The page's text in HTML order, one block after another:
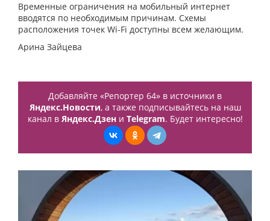
Временные ограничения на мобильный интернет
вводятся по необходимым причинам. Схемы
расположения точек Wi-Fi доступны всем желающим.
Арина Зайцева
Добавляйте «Репортер 64» в источники в
Яндекс.Новости, а также подписывайтесь на наш
канал в Яндекс.Дзени Telegram. Будет интересно!